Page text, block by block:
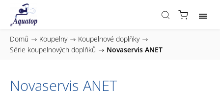
Domů / Koupelny / Koupelnové doplňky /
Série koupelnových doplňků / Novaservis ANET
Novaservis ANET